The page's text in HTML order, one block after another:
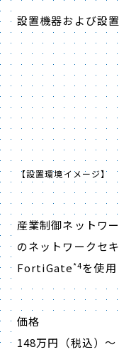
設置機器および設
【設置環境イメージ】
産業制御ネットワ
のネットワークセ
FortiGate*4を使用
価格
148万円（税込）～